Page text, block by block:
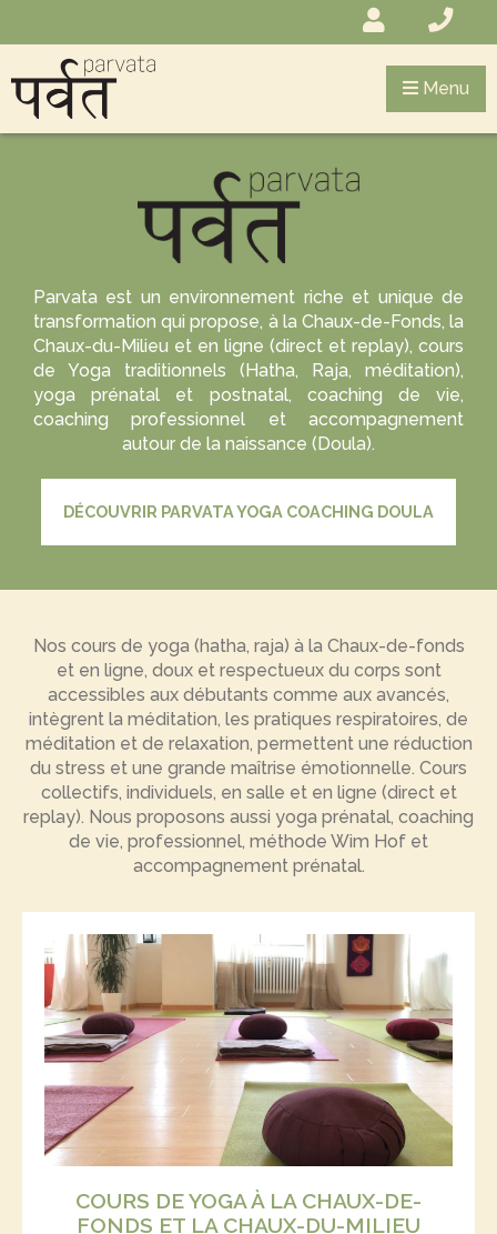
Menu
Parvata est un environnement riche et unique de
transformation qui propose, à la Chaux-de-Fonds, la
Chaux-du-Milieu et en ligne (direct et replay), cours
de Yoga traditionnels (Hatha, Raja, méditation),
yoga prénatal et postnatal, coaching de vie,
coaching professionnel et accompagnement
autour de la naissance (Doula).
DÉCOUVRIR PARVATA YOGA COACHING DOULA
Nos cours de yoga (hatha, raja) à la Chaux-de-fonds
et en ligne, doux et respectueux du corps sont
accessibles aux débutants comme aux avancés,
intègrent la méditation, les pratiques respiratoires, de
méditation et de relaxation, permettent une réduction
du stress et une grande maîtrise émotionnelle. Cours
collectifs, individuels, en salle et en ligne (direct et
replay). Nous proposons aussi yoga prénatal, coaching
de vie, professionnel, méthode Wim Hof et
accompagnement prénatal.
COURS DE YOGA À LA CHAUX-DE-
FONDS ET LA CHAUX-DU-MILIEU